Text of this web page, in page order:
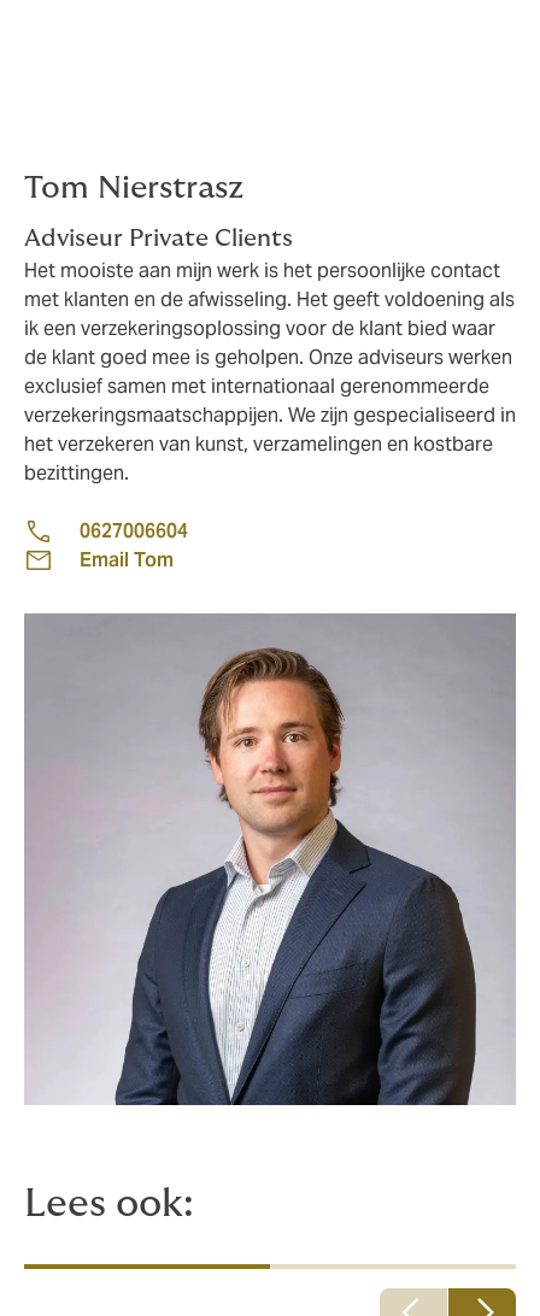
Tom Nierstrasz
Adviseur Private Clients
Het mooiste aan mijn werk is het persoonlijke contact
met klanten en de afwisseling. Het geeft voldoening als
ik een verzekeringsoplossing voor de klant bied waar
de klant goed mee is geholpen. Onze adviseurs werken
exclusief samen met internationaal gerenommeerde
verzekeringsmaatschappijen. We zijn gespecialiseerd in
het verzekeren van kunst, verzamelingen en kostbare
bezittingen.
0627006604
Email Tom
Lees ook: